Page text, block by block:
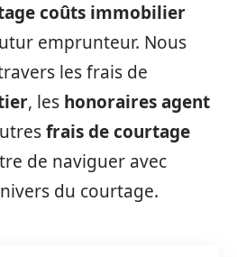
coûts immobilier
emprunteur. Nous
les frais de
, les honoraires agent
frais de courtage
de naviguer avec
du courtage.